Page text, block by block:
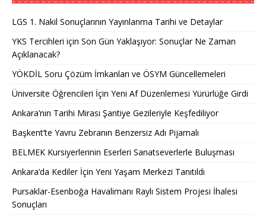
LGS 1. Nakil Sonuçlarının Yayınlanma Tarihi ve Detaylar
YKS Tercihleri için Son Gün Yaklaşıyor: Sonuçlar Ne Zaman
Açıklanacak?
YÖKDİL Soru Çözüm İmkanları ve ÖSYM Güncellemeleri
Üniversite Öğrencileri İçin Yeni Af Düzenlemesi Yürürlüğe Girdi
Ankara’nın Tarihi Mirası Şantiye Gezileriyle Keşfediliyor
Başkent’te Yavru Zebranın Benzersiz Adı Pijamalı
BELMEK Kursiyerlerinin Eserleri Sanatseverlerle Buluşması
Ankara’da Kediler İçin Yeni Yaşam Merkezi Tanıtıldı
Pursaklar-Esenboğa Havalimanı Raylı Sistem Projesi İhalesi
Sonuçları